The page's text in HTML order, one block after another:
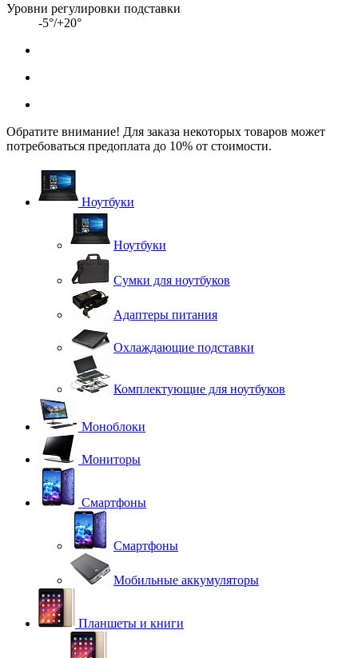
Уровни регулировки подставки
-5°/+20°
Обратите внимание! Для заказа некоторых товаров может
потребоваться предоплата до 10% от стоимости.
Ноутбуки
Ноутбуки
Сумки для ноутбуков
Адаптеры питания
Охлаждающие подставки
Комплектующие для ноутбуков
Моноблоки
Мониторы
Смартфоны
Смартфоны
Мобильные аккумуляторы
Планшеты и книги